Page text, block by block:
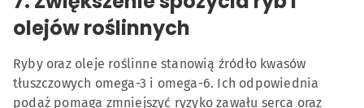
olejów roślinnych
Ryby oraz oleje roślinne stanowią źródło kwasów
tłuszczowych omega-3 i omega-6. Ich odpowiednia
podaż pomaga zmniejszyć ryzyko zawału serca oraz